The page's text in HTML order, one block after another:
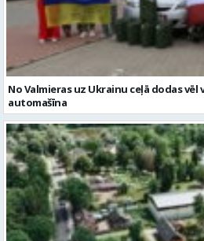
No Valmieras uz Ukrainu ceļā dodas
automašīna